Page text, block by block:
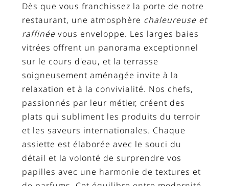
Dès que vous franchissez la porte de notre
restaurant, une atmosphère chaleureuse et
raffinéevous enveloppe. Les larges baies
vitrées offrent un panorama exceptionnel
sur le cours d'eau, et la terrasse
soigneusement aménagée invite à la
relaxation et à la convivialité. Nos chefs,
passionnés par leur métier, créent des
plats qui subliment les produits du terroir
et les saveurs internationales. Chaque
assiette est élaborée avec le souci du
détail et la volonté de surprendre vos
papilles avec une harmonie de textures et